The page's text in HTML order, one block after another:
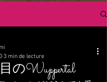
のWuppertal
3 min de lecture